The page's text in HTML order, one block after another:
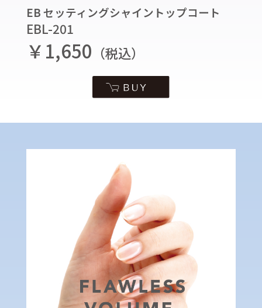
EB セッティングシャイントップコート
EBL-201
￥1,650 （税込）